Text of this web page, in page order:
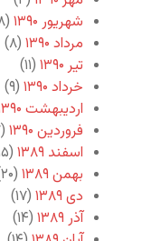
شهریور ۱۳۹۰
(۸)
مرداد ۱۳۹۰
(۸)
تیر ۱۳۹۰
(۱۱)
خرداد ۱۳۹۰
(۹)
اردیبهشت ۱۳۹۰
فروردین ۱۳۹۰
(۷)
اسفند ۱۳۸۹
(۱۵)
بهمن ۱۳۸۹
(۲۰)
دی ۱۳۸۹
(۱۷)
آذر ۱۳۸۹
(۱۴)